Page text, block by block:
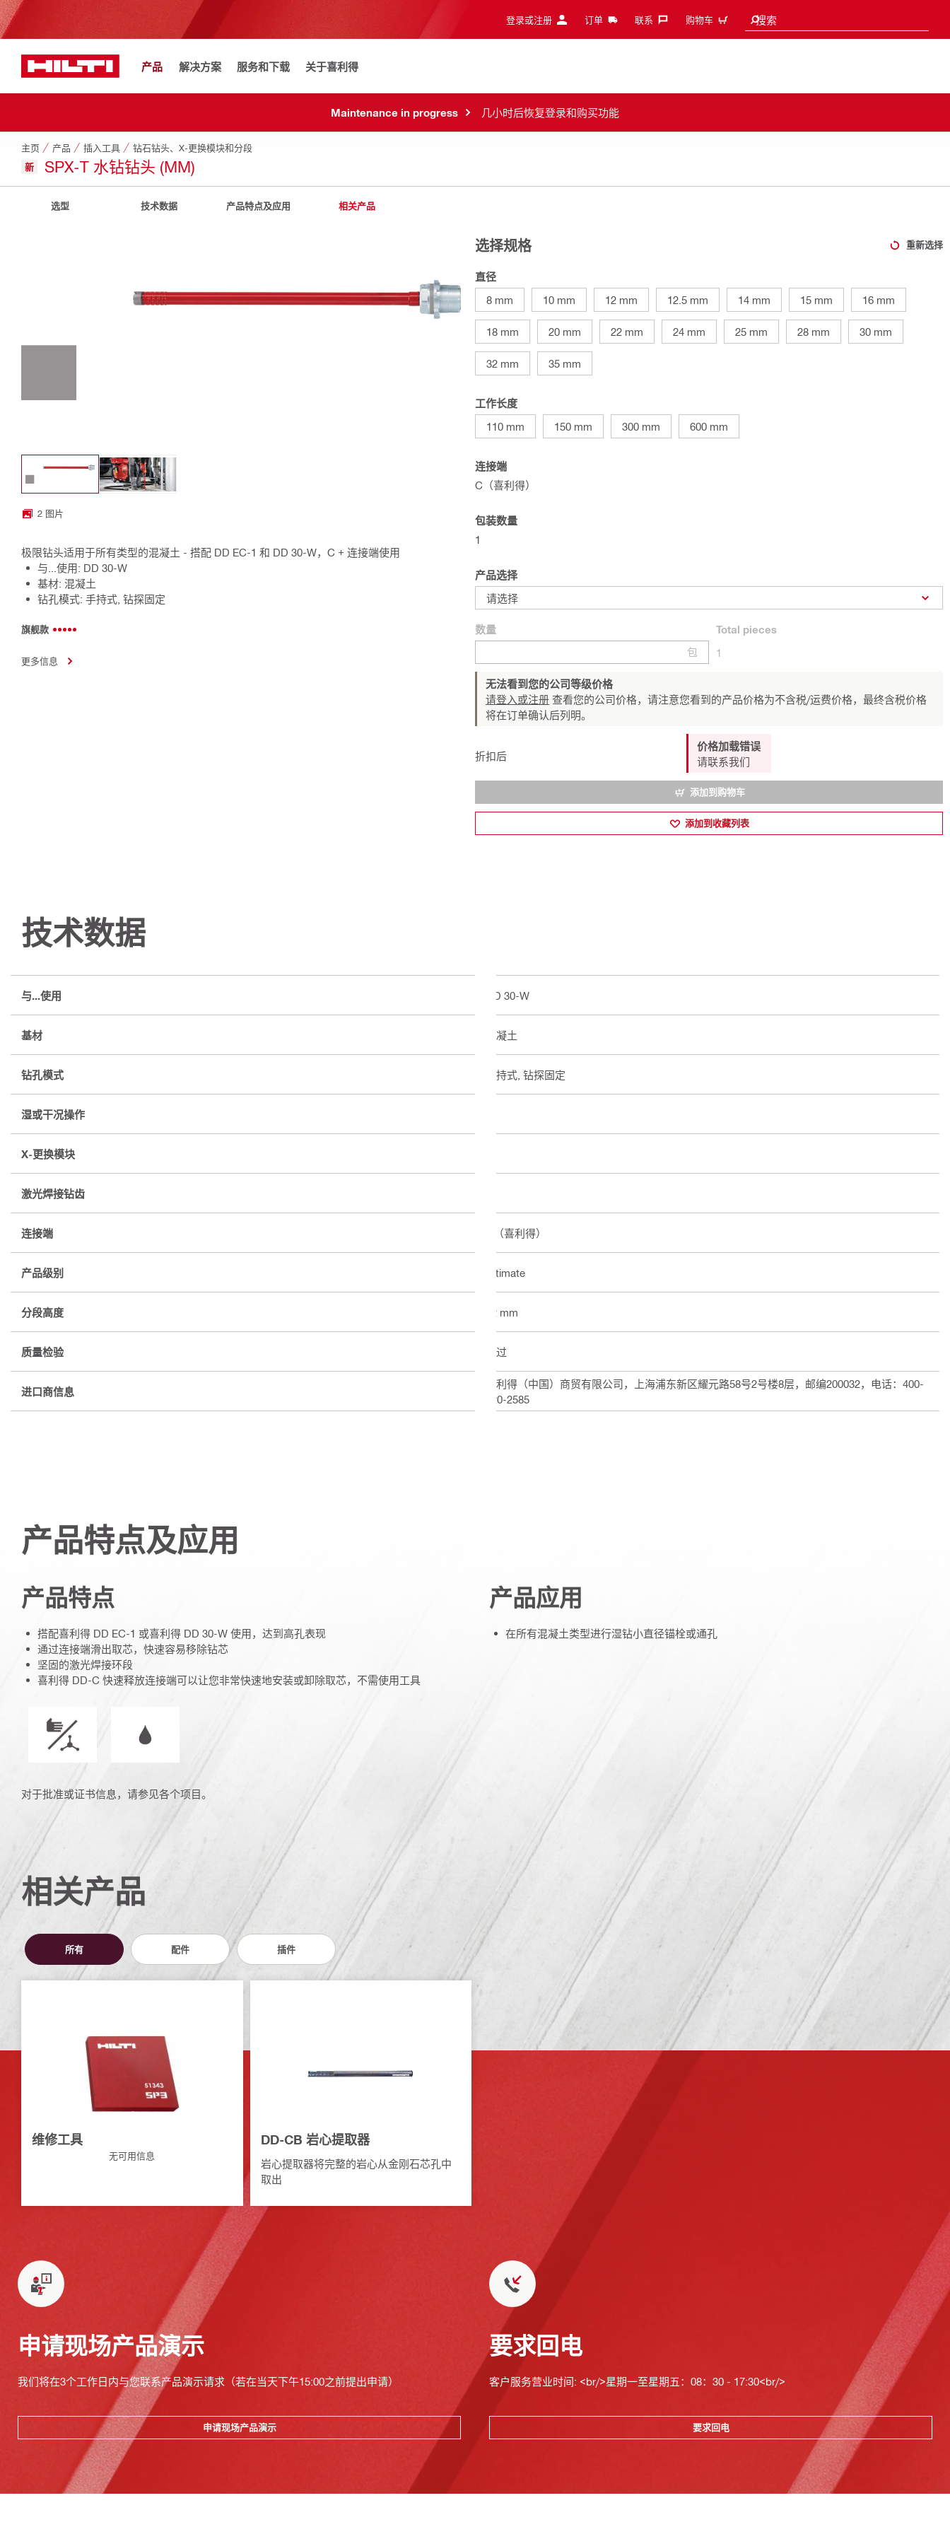
登录或注册 订单 联系‎ 购物车 搜索
Search suggestions
产品 解决方案 服务和下载 关于喜利得
Maintenance in progress 几小时后恢复登录和购买功能
主页 产品 插入工具 钻石钻头、X-更换模块和分段
新 SPX-T 水钻钻头 (MM)
选型 技术数据 产品特点及应用 相关产品
2 图片
极限钻头适用于所有类型的混凝土 - 搭配 DD EC-1 和 DD 30-W，C + 连接端使用
与...使用: DD 30-W
基材: 混凝土
钻孔模式: 手持式, 钻探固定
旗舰款
更多信息
选择规格 重新选择
直径
8 mm
10 mm 12 mm 12.5 mm 14 mm 15 mm 16 mm
18 mm 20 mm 22 mm 24 mm 25 mm 28 mm 30 mm
32 mm 35 mm
工作长度
110 mm
150 mm 300 mm 600 mm
连接端
C（喜利得）
包装数量
1
产品选择
请选择
数量
包
Total pieces
1
无法看到您的公司等级价格
请登入或注册 查看您的公司价格，请注意您看到的产品价格为不含税/运费价格，最终含税价格
将在订单确认后列明。
折扣后
价格加载错误
请联系我们
添加到购物车
添加到收藏列表
技术数据
与...使用 DD 30-W
基材 混凝土
钻孔模式 手持式, 钻探固定
湿或干况操作
X-更换模块
激光焊接钻齿
连接端 C（喜利得）
产品级别 Ultimate
分段高度 12 mm
质量检验 通过
进口商信息
喜利得（中国）商贸有限公司，上海浦东新区耀元路58号2号楼8层，邮编200032，电话：400-
820-2585
产品特点及应用
产品特点
搭配喜利得 DD EC-1 或喜利得 DD 30-W 使用，达到高孔表现
通过连接端滑出取芯，快速容易移除钻芯
坚固的激光焊接环段
喜利得 DD-C 快速释放连接端可以让您非常快速地安装或卸除取芯，不需使用工具
操作模式
产品应用
在所有混凝土类型进行湿钻小直径锚栓或通孔
对于批准或证书信息，请参见各个项目。
相关产品
所有 配件 插件
维修工具
无可用信息
DD-CB 岩心提取器
岩心提取器将完整的岩心从金刚石芯孔中
取出
申请现场产品演示
我们将在3个工作日内与您联系产品演示请求（若在当天下午15:00之前提出申请）
申请现场产品演示
要求回电
客户服务营业时间: <br/>星期一至星期五：08：30 - 17:30<br/>
要求回电